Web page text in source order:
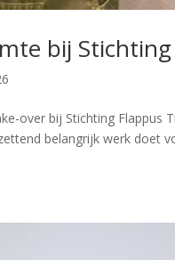
bij
over bij Stichting
belangrijk werk doet